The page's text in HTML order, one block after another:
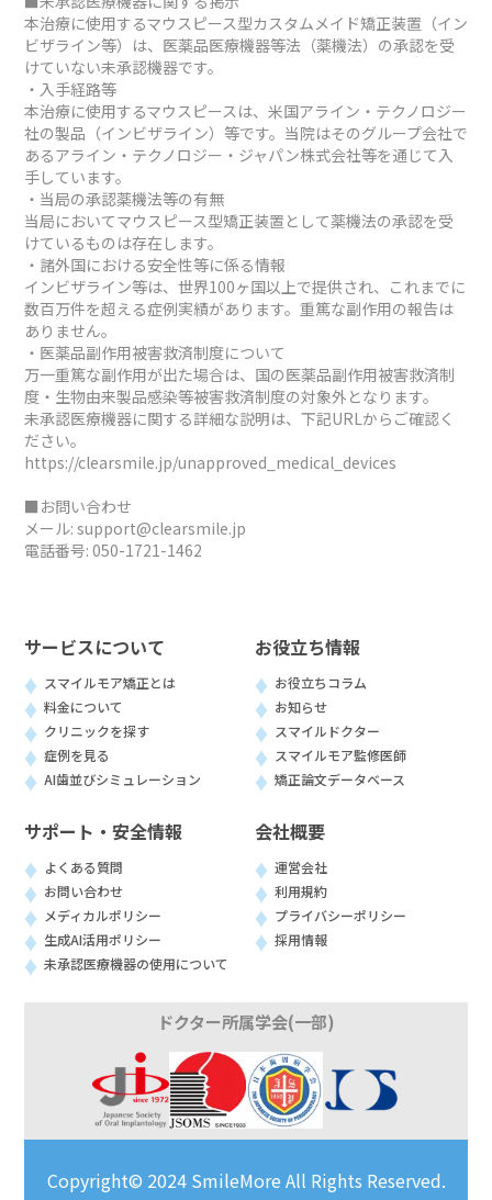
本治療に使用するマウスピース型カスタムメイド矯正装置（イン
ビザライン等）は、医薬品医療機器等法（薬機法）の承認を受
けていない未承認機器です。
・入手経路等
本治療に使用するマウスピースは、米国アライン・テクノロジー
社の製品（インビザライン）等です。当院はそのグループ会社で
あるアライン・テクノロジー・ジャパン株式会社等を通じて入
手しています。
・当局の承認薬機法等の有無
当局においてマウスピース型矯正装置として薬機法の承認を受
けているものは存在します。
・諸外国における安全性等に係る情報
インビザライン等は、世界100ヶ国以上で提供され、これまでに
数百万件を超える症例実績があります。重篤な副作用の報告は
ありません。
・医薬品副作用被害救済制度について
万一重篤な副作用が出た場合は、国の医薬品副作用被害救済制
度・生物由来製品感染等被害救済制度の対象外となります。
未承認医療機器に関する詳細な説明は、下記URLからご確認く
ださい。
https://clearsmile.jp/unapproved_medical_devices
■お問い合わせ
メール: support@clearsmile.jp
電話番号: 050-1721-1462
サービスについて
スマイルモア矯正とは
料金について
クリニックを探す
症例を見る
AI歯並びシミュレーション
お役立ち情報
お役立ちコラム
お知らせ
スマイルドクター
スマイルモア監修医師
矯正論文データベース
サポート・安全情報
よくある質問
お問い合わせ
メディカルポリシー
生成AI活用ポリシー
未承認医療機器の使用について
会社概要
運営会社
利用規約
プライバシーポリシー
採用情報
ドクター所属学会(一部)
Copyright© 2024 SmileMore All Rights Reserved.